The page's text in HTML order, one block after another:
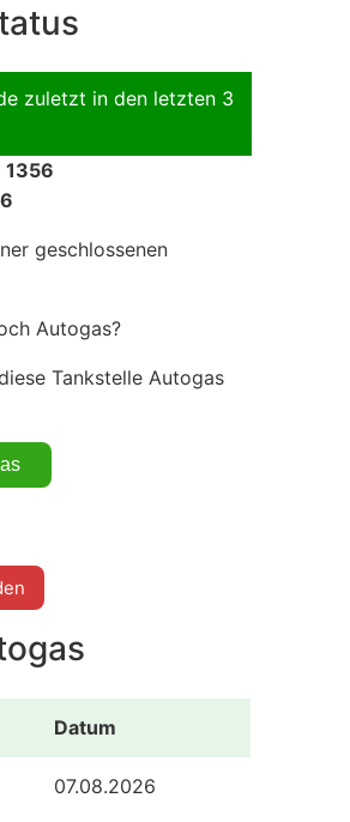
zuletzt in den letzten 3
1356
geschlossenen
Autogas?
Tankstelle Autogas
Datum
07.08.2026